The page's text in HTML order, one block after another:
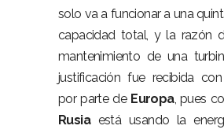
solo va a funcionar a una
capacidad total, y la razón
mantenimiento de una
justificación fue recibida
por parte de Europa, pues
Rusiaestá usando la